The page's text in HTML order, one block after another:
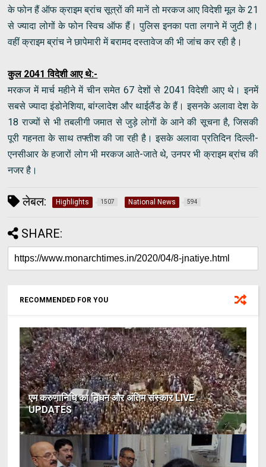
के फोन हैं ऑफ क्राइम ब्रांच सूत्रों की मानें तो मरकज आए विदेशी मूल के 21
से ज्यादा लोगों के फोन स्विच ऑफ हैं। पुलिस इनका पता लगाने में जुटी है।
वहीं क्राइम ब्रांच ने छापेमारी में बरामद दस्तावेज की भी जांच कर रही है।
कुल 2041 विदेशी आए थे:-
मरकज में मार्च महीने में चीन समेत 67 देशों से 2041 विदेशी आए थे। इनमें
सबसे ज्यादा इंडोनेशिया, बांग्लादेश और थाईलैंड के हैं। इसनके अलावा देश के
18 राज्यों से भी तबलीगी जमात से जुड़े लोगों के आने की सूचना है, जिसकी
पूरी गहनता के साथ तफ्तीश की जा रही है। इसके अलावा प्रतिदिन दिल्ली-
एनसीआर के हजारों लोग भी मरकज आते-जाते थे, उनपर भी क्राइम ब्रांच की
नजर है।
लेबल: Highlights 1507 National News 594
SHARE:
RECOMMENDED FOR YOU
एम करुणानिधि का निधन और अंतिम संस्कार LIVE
UPDATES